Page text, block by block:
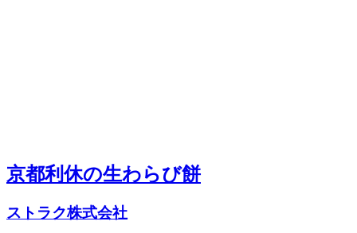
京都利休の生わらび餅
ストラク株式会社